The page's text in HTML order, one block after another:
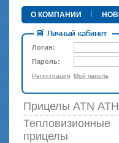
О КОМПАНИИ
Логин:
Пароль:
Регистрация Мой пароль
Прицелы ATN АТН
Тепловизионные
прицелы